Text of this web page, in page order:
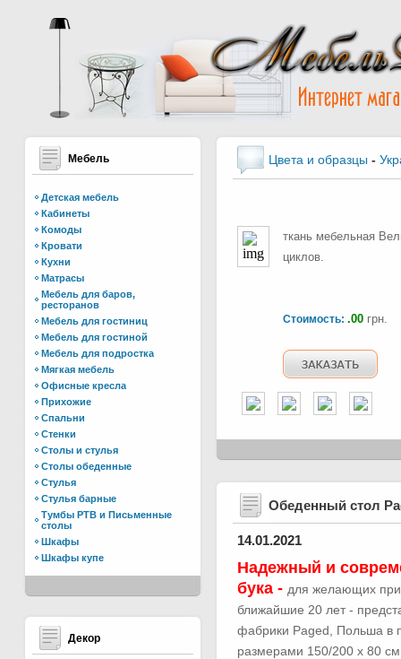
Мебель
Детская мебель
Кабинеты
Комоды
Кровати
Кухни
Матрасы
Мебель для баров,
ресторанов
Мебель для гостиниц
Мебель для гостиной
Мебель для подростка
Мягкая мебель
Офисные кресла
Прихожие
Спальни
Стенки
Столы и стулья
Столы обеденные
Стулья
Стулья барные
Тумбы РТВ и Письменные
столы
Шкафы
Шкафы купе
Декор
Цвета и образцы -
ткань мебельная
циклов.
Стоимость: .00 грн.
Обеденный стол
14.01.2021
Надежный и
бука - для желающих
ближайшие 20 лет -
фабрики Paged, Польша в
размерами 150/200 х 80